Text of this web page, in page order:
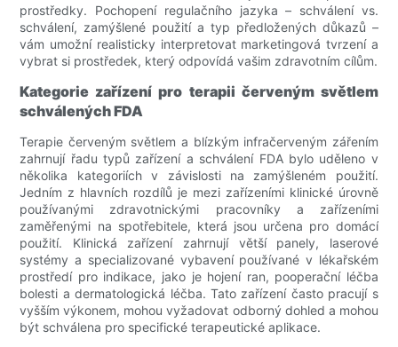
prostředky. Pochopení regulačního jazyka – schválení vs.
schválení, zamýšlené použití a typ předložených důkazů –
vám umožní realisticky interpretovat marketingová tvrzení a
vybrat si prostředek, který odpovídá vašim zdravotním cílům.
Kategorie zařízení pro terapii červeným světlem
schválených FDA
Terapie červeným světlem a blízkým infračerveným zářením
zahrnují řadu typů zařízení a schválení FDA bylo uděleno v
několika kategoriích v závislosti na zamýšleném použití.
Jedním z hlavních rozdílů je mezi zařízeními klinické úrovně
používanými zdravotnickými pracovníky a zařízeními
zaměřenými na spotřebitele, která jsou určena pro domácí
použití. Klinická zařízení zahrnují větší panely, laserové
systémy a specializované vybavení používané v lékařském
prostředí pro indikace, jako je hojení ran, pooperační léčba
bolesti a dermatologická léčba. Tato zařízení často pracují s
vyšším výkonem, mohou vyžadovat odborný dohled a mohou
být schválena pro specifické terapeutické aplikace.